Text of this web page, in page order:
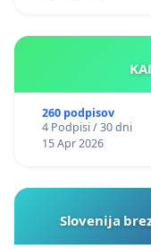
260 podpisov
4 Podpisi / 30 dni
15 Apr 2026
Slovenija